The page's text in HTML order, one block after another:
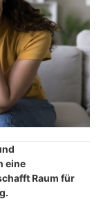
eine
Raum für